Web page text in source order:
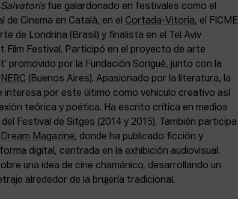
fue galardonado en festivales como el
de Cinema en Català, en el Cortada-Vitoria, el FICME
de Londrina (Brasil) y finalista en el Tel Aviv
Film Festival. Participó en el proyecto de arte
promovido por la Fundación Sorigué, junto con la
(Buenos Aires). Apasionado por la literatura, la
interesa por este último como vehículo creativo así
teórica y poética. Ha escrito crítica en medios
Festival de Sitges (2014 y 2015). También participa
Dream Magazine, donde ha publicado ficción y
digital, centrada en la exhibición audiovisual.
una idea de cine chamánico, desarrollando un
alrededor de la brujería tradicional.